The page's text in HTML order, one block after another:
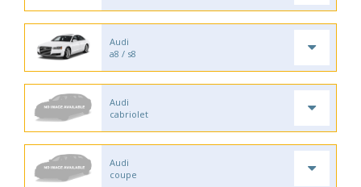
Audi
a8 / s8
Audi
cabriolet
Audi
coupe